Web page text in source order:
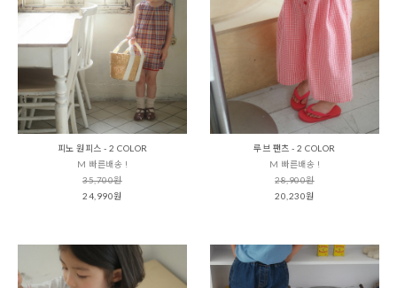
피노 원피스 - 2 COLOR
M 빠른배송 !
35,700원
24,990원
루브 팬츠 - 2 COLOR
M 빠른배송 !
28,900원
20,230원